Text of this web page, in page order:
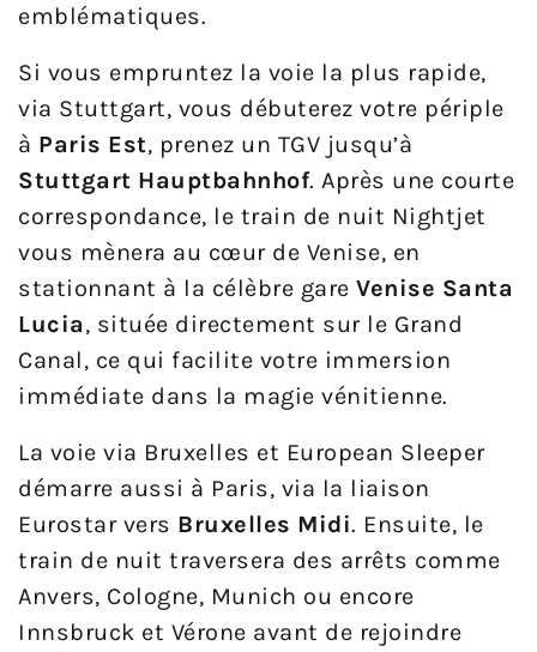
emblématiques.
Si vous empruntez la voie la plus rapide,
via Stuttgart, vous débuterez votre périple
à Paris Est, prenez un TGV jusqu’à
Stuttgart Hauptbahnhof. Après une courte
correspondance, le train de nuit Nightjet
vous mènera au cœur de Venise, en
stationnant à la célèbre gare Venise Santa
Lucia, située directement sur le Grand
Canal, ce qui facilite votre immersion
immédiate dans la magie vénitienne.
La voie via Bruxelles et European Sleeper
démarre aussi à Paris, via la liaison
Eurostar vers Bruxelles Midi. Ensuite, le
train de nuit traversera des arrêts comme
Anvers, Cologne, Munich ou encore
Innsbruck et Vérone avant de rejoindre